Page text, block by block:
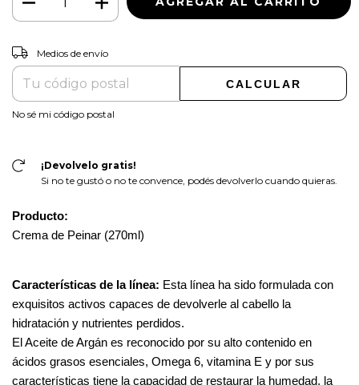
Entregas para el CP:
Medios de envío
CALCULAR
No sé mi código postal
¡Devolvelo gratis!
Si no te gustó o no te convence, podés devolverlo cuando quieras.
Producto:
Crema de Peinar (270ml)
Características de la línea: Esta línea ha sido formulada con
exquisitos activos capaces de devolverle al cabello la
hidratación y nutrientes perdidos.
El Aceite de Argán es reconocido por su alto contenido en
ácidos grasos esenciales, Omega 6, vitamina E y por sus
características tiene la capacidad de restaurar la humedad, la